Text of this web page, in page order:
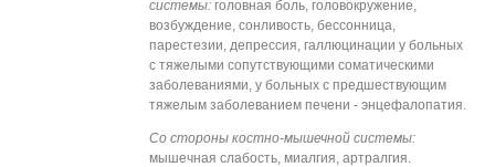
системы:головная боль, головокружение,
возбуждение, сонливость, бессонница,
парестезии, депрессия, галлюцинации у больных
с тяжелыми сопутствующими соматическими
заболеваниями, у больных с предшествующим
тяжелым заболеванием печени - энцефалопатия.
Со стороны костно-мышечной системы:
мышечная слабость, миалгия, артралгия.